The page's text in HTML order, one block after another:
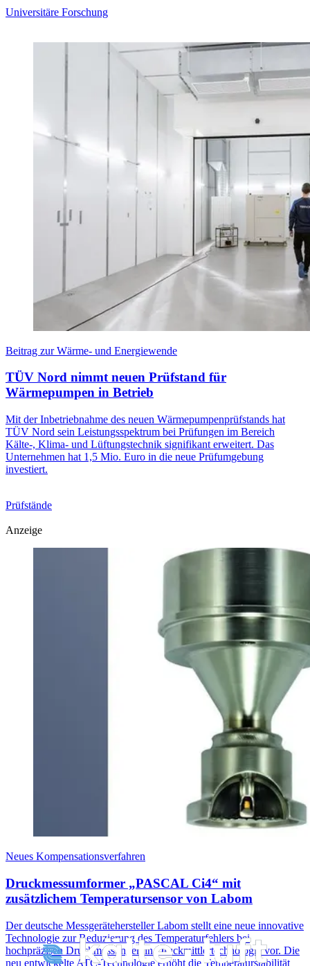
Universitäre Forschung
Beitrag zur Wärme- und Energiewende
TÜV Nord nimmt neuen Prüfstand für
Wärmepumpen in Betrieb
Mit der Inbetriebnahme des neuen Wärmepumpenprüfstands hat
TÜV Nord sein Leistungsspektrum bei Prüfungen im Bereich
Kälte-, Klima- und Lüftungstechnik signifikant erweitert. Das
Unternehmen hat 1,5 Mio. Euro in die neue Prüfumgebung
investiert.
Prüfstände
Anzeige
Neues Kompensationsverfahren
Druckmessumformer „PASCAL Ci4“ mit
zusätzlichem Temperatursensor von Labom
Der deutsche Messgerätehersteller Labom stellt eine neue innovative
Technologie zur Reduzierung des Temperaturfehlers bei
hochpräzisen Druckmessungen in Druckmittlertechnologie vor. Die
neu entwickelte ATC-Technologie erhöht die Temperaturstabilität